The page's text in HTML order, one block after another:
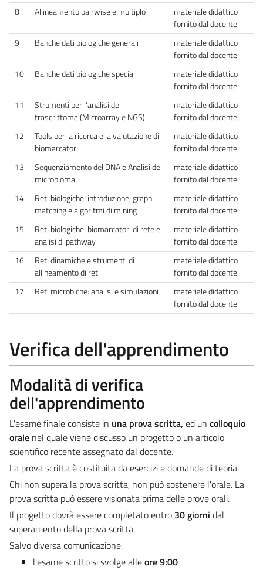
8
Allineamento pairwise e multiplo
materiale didattico
fornito dal docente
9
Banche dati biologiche generali
materiale didattico
fornito dal docente
10
Banche dati biologiche speciali
materiale didattico
fornito dal docente
11
Strumenti per l'analisi del
trascrittoma (Microarray e NGS)
materiale didattico
fornito dal docente
12
Tools per la ricerca e la valutazione di
biomarcatori
materiale didattico
fornito dal docente
13
Sequenziamento del DNA e Analisi del
microbioma
materiale didattico
fornito dal docente
14
Reti biologiche: introduzione, graph
matching e algoritmi di mining
materiale didattico
fornito dal docente
15
Reti biologiche: biomarcatori di rete e
analisi di pathway
materiale didattico
fornito dal docente
16
Reti dinamiche e strumenti di
allineamento di reti
materiale didattico
fornito dal docente
17
Reti microbiche: analisi e simulazioni
materiale didattico
fornito dal docente
Verifica dell'apprendimento
Modalità di verifica
dell'apprendimento
L'esame finale consiste in una prova scritta, ed un colloquio
orale nel quale viene discusso un progetto o un articolo
scientifico recente assegnato dal docente.
La prova scritta è costituita da esercizi e domande di teoria.
Chi non supera la prova scritta, non può sostenere l'orale. La
prova scritta può essere visionata prima delle prove orali.
Il progetto dovrà essere completato entro 30 giorni dal
superamento della prova scritta.
Salvo diversa comunicazione:
l'esame scritto si svolge alleore 9:00